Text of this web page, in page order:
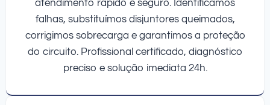
atendimento rápido e seguro. Identificamos
falhas, substituímos disjuntores queimados,
corrigimos sobrecarga e garantimos a proteção
do circuito. Profissional certificado, diagnóstico
preciso e solução imediata 24h.